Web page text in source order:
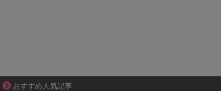
おすすめ人気記事
結婚生活の「当たり前」が壊れる瞬間